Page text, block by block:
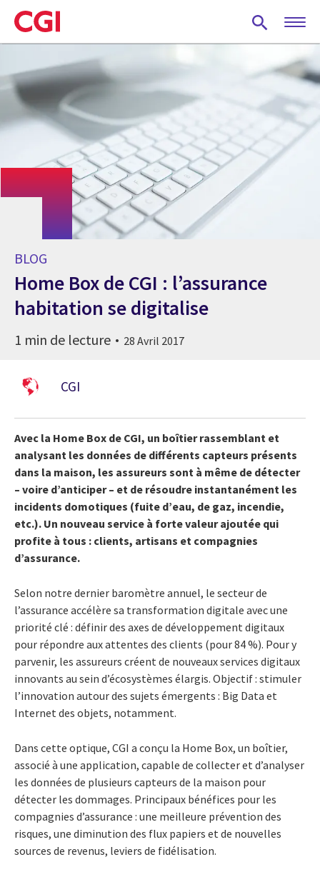
Skip
to
main
BLOG
Home Box de CGI : l’assurance
habitation se digitalise
1 min de lecture 28 Avril 2017
CGI
Avec la Home Box de CGI, un boîtier rassemblant et
analysant les données de différents capteurs présents
dans la maison, les assureurs sont à même de détecter
– voire d’anticiper – et de résoudre instantanément les
incidents domotiques (fuite d’eau, de gaz, incendie,
etc.). Un nouveau service à forte valeur ajoutée qui
profite à tous : clients, artisans et compagnies
d’assurance.
Selon notre dernier baromètre annuel, le secteur de
l’assurance accélère sa transformation digitale avec une
priorité clé : définir des axes de développement digitaux
pour répondre aux attentes des clients (pour 84 %). Pour y
parvenir, les assureurs créent de nouveaux services digitaux
innovants au sein d’écosystèmes élargis. Objectif : stimuler
l’innovation autour des sujets émergents : Big Data et
Internet des objets, notamment.
Dans cette optique, CGI a conçu la Home Box, un boîtier,
associé à une application, capable de collecter et d’analyser
les données de plusieurs capteurs de la maison pour
détecter les dommages. Principaux bénéfices pour les
compagnies d’assurance : une meilleure prévention des
risques, une diminution des flux papiers et de nouvelles
sources de revenus, leviers de fidélisation.